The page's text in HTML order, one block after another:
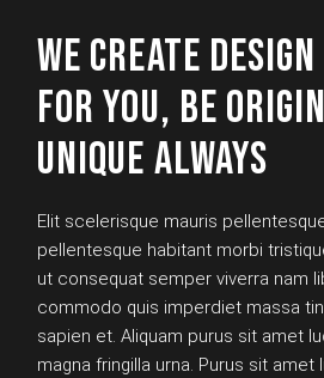
WE CREATE
FOR YOU, BE
UNIQUE ALWAYS
Elit scelerisque mauris
pellentesque habitant morbi
ut consequat semper viverra nam
commodo quis imperdiet massa
sapien et. Aliquam purus sit amet
magna fringilla urna. Purus sit amet